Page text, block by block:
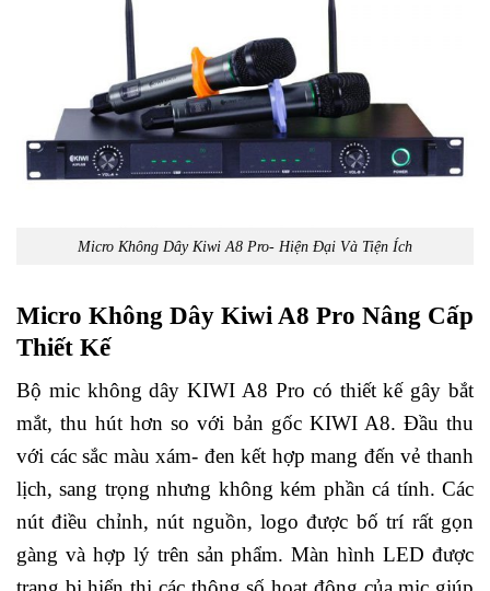
Micro Không Dây Kiwi A8 Pro- Hiện Đại Và Tiện Ích
Micro Không Dây Kiwi A8 Pro Nâng Cấp
Thiết Kế
Bộ mic không dây KIWI A8 Pro có thiết kế gây bắt
mắt, thu hút hơn so với bản gốc KIWI A8. Đầu thu
với các sắc màu xám- đen kết hợp mang đến vẻ thanh
lịch, sang trọng nhưng không kém phần cá tính. Các
nút điều chỉnh, nút nguồn, logo được bố trí rất gọn
gàng và hợp lý trên sản phẩm. Màn hình LED được